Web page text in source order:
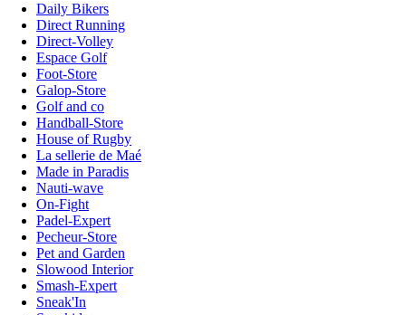
Daily Bikers
Direct Running
Direct-Volley
Espace Golf
Foot-Store
Galop-Store
Golf and co
Handball-Store
House of Rugby
La sellerie de Maé
Made in Paradis
Nauti-wave
On-Fight
Padel-Expert
Pecheur-Store
Pet and Garden
Slowood Interior
Smash-Expert
Sneak'In